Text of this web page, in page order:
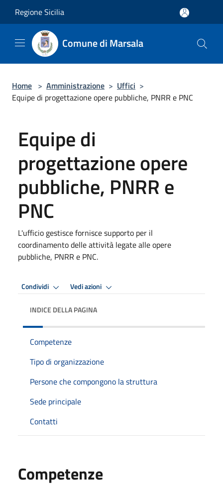
Regione Sicilia
Comune di Marsala
Home > Amministrazione > Uffici >
Equipe di progettazione opere pubbliche, PNRR e PNC
Equipe di
progettazione opere
pubbliche, PNRR e
PNC
L'ufficio gestisce fornisce supporto per il
coordinamento delle attività legate alle opere
pubbliche, PNRR e PNC.
Condividi Vedi azioni
INDICE DELLA PAGINA
Competenze
Tipo di organizzazione
Persone che compongono la struttura
Sede principale
Contatti
Competenze